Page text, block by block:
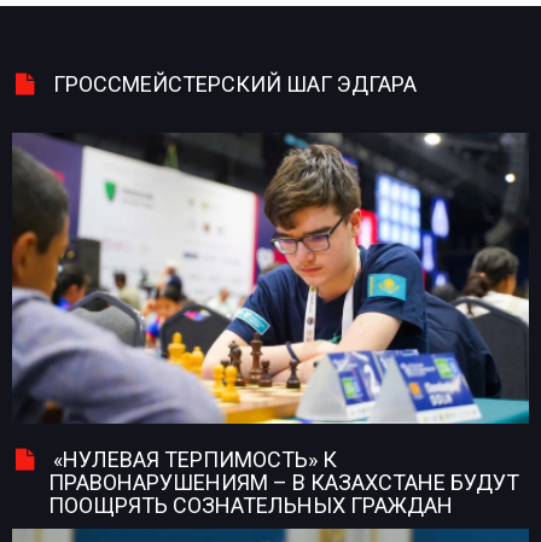
ГРОССМЕЙСТЕРСКИЙ ШАГ ЭДГАРА
«НУЛЕВАЯ ТЕРПИМОСТЬ» К
ПРАВОНАРУШЕНИЯМ – В КАЗАХСТАНЕ БУДУТ
ПООЩРЯТЬ СОЗНАТЕЛЬНЫХ ГРАЖДАН